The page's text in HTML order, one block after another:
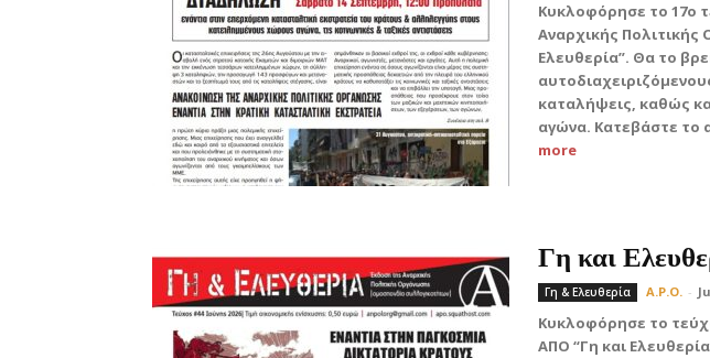
Κυκλοφόρησε το 17ο
Αναρχικής Πολιτικής
Ελευθερία”. Θα το
καταλήψεις, καθώς
αγώνα. Κατεβάστε
more
Γη και
Γη & Ελευθερία A.P.O. -
Κυκλοφόρησε το
ΑΠΟ “Γη και